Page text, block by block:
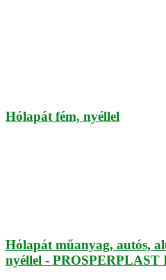
Hólapát fém, nyéllel
Hólapát műanyag, autós,
nyéllel -